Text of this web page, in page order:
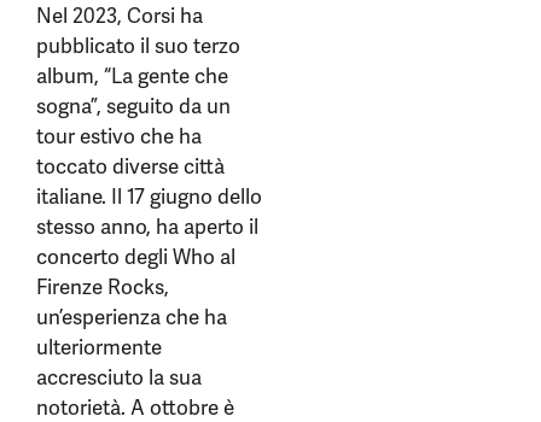
Nel 2023, Corsi ha
pubblicato il suo terzo
album, “La gente che
sogna”, seguito da un
tour estivo che ha
toccato diverse città
italiane. Il 17 giugno dello
stesso anno, ha aperto il
concerto degli Who al
Firenze Rocks,
un’esperienza che ha
ulteriormente
accresciuto la sua
notorietà. A ottobre è